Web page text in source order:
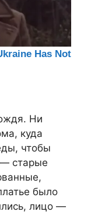
Ни
куда
чтобы
старые
было
лицо —